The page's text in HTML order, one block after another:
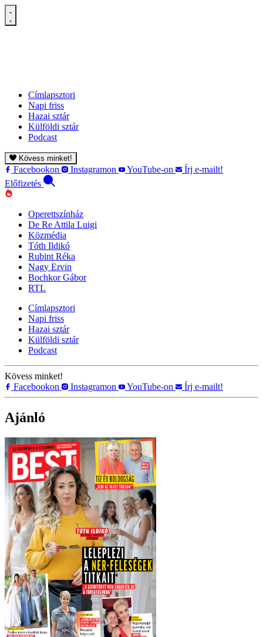
Címlapsztori
Napi friss
Hazai sztár
Külföldi sztár
Podcast
Kövess minket!
Facebookon Instagramon YouTube-on
Írj e-mailt!
Előfizetés
Operettszínház
De Re Attila Luigi
Közmédia
Tóth Ildikó
Rubint Réka
Nagy Ervin
Bochkor Gábor
RTL
Címlapsztori
Napi friss
Hazai sztár
Külföldi sztár
Podcast
Kövess minket!
Facebookon
Instagramon YouTube-on Írj e-mailt!
Ajánló